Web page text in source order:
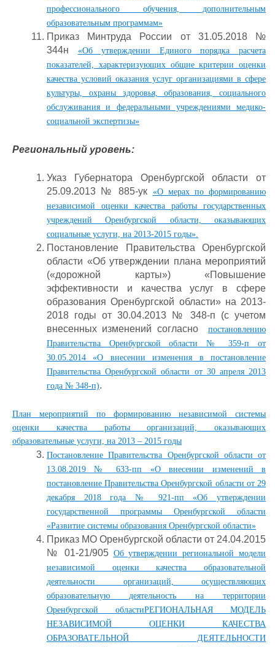
профессионального обучения, дополнительным
образовательным программам»
Приказ Минтруда России от 31.05.2018 №
344н «Об утверждении Единого порядка расчета
показателей, характеризующих общие критерии оценки
качества условий оказания услуг организациями в сфере
культуры, охраны здоровья, образования, социального
обслуживания и федеральными учреждениями медико-
социальной экспертизы»
Региональный уровень:
Указ Губернатора Оренбургской области от
25.09.2013 № 885-ук «О мерах по формированию
независимой оценки качества работы государственных
учреждений Оренбургской области, оказывающих
социальные услуги, на 2013-2015 годы».
Постановление Правительства Оренбургской
области «Об утверждении плана мероприятий
(«дорожной карты») «Повышение
эффективности и качества услуг в сфере
образования Оренбургской области» на 2013-
2018 годы от 30.04.2013 № 348-п (с учетом
внесенных изменений согласно постановлению
Правительства Оренбургской области № 359-п от
30.05.2014 «О внесении изменения в постановление
Правительства Оренбургской области от 30 апреля 2013
года № 348-п).
План мероприятий по формированию независимой системы
оценки качества работы организаций, оказывающих
образовательные услуги, на 2013 – 2015 годы
Постановление Правительства Оренбургской области от
13.08.2019 № 633-пп «О внесении изменений в
постановление Правительства Оренбургской области от 29
декабря 2018 года № 921-пп «Об утверждении
государственной программы Оренбургской области
«Развитие системы образования Оренбургской области»
Приказ МО Оренбургской области от 24.04.2015
№ 01-21/905 Об утверждении региональной модели
независимой оценки качества образовательной
деятельности организаций, осуществляющих
образовательную деятельность на территории
Оренбургской областиРЕГИОНАЛЬНАЯ МОДЕЛЬ
НЕЗАВИСИМОЙ ОЦЕНКИ КАЧЕСТВА
ОБРАЗОВАТЕЛЬНОЙ ДЕЯТЕЛЬНОСТИ